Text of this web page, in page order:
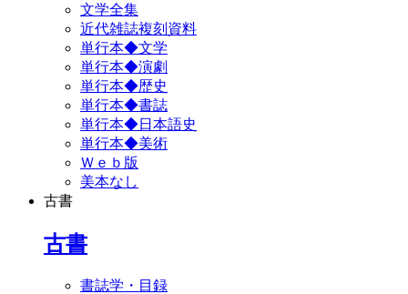
文学全集
近代雑誌複刻資料
単行本◆文学
単行本◆演劇
単行本◆歴史
単行本◆書誌
単行本◆日本語史
単行本◆美術
Ｗｅｂ版
美本なし
古書
古書
書誌学・目録